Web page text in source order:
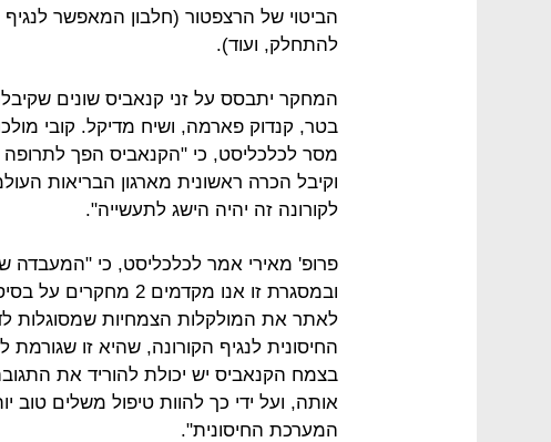
הביטוי של הרצפטור (חלבון המאפשר
להתחלק, ועוד).
המחקר יתבסס על זני קנאביס שונים
בטר, קנדוק פארמה, ושיח מדיקל. קובי
מסר לכלכליסט, כי "הקנאביס הפך
וקיבל הכרה ראשונית מארגון הבריאות
לקורונה זה יהיה הישג לתעשייה".
פרופ' מאירי אמר לכלכליסט, כי "המעבדה
ובמסגרת זו אנו
לאתר את המולקלות הצמחיות שמסוגלות
החיסונית לנגיף הקורונה, שהיא זו
בצמח הקנאביס יש יכולת להוריד את
אותה, ועל ידי כך להוות טיפול משלים
המערכת החיסונית".